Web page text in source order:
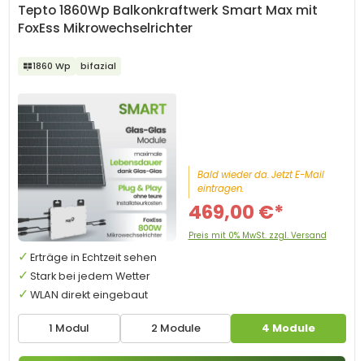
Tepto 1860Wp Balkonkraftwerk Smart Max mit
FoxEss Mikrowechselrichter
1860 Wp bifazial
1 Modul 2 Module 4 Module
Bald wieder da. Jetzt E-Mail
eintragen.
469,00 €*
Preis mit 0% MwSt. zzgl. Versand
Erträge in Echtzeit sehen
Stark bei jedem Wetter
WLAN direkt eingebaut